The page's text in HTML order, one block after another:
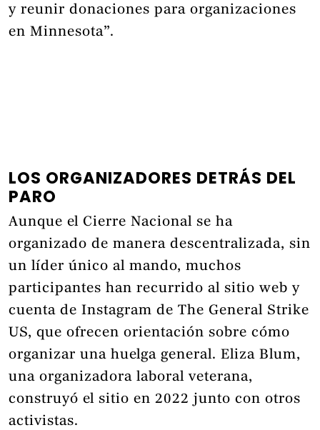
y reunir donaciones para organizaciones
en Minnesota”.
LOS ORGANIZADORES DETRÁS DEL
PARO
Aunque el Cierre Nacional se ha
organizado de manera descentralizada, sin
un líder único al mando, muchos
participantes han recurrido al sitio web y
cuenta de Instagram de The General Strike
US, que ofrecen orientación sobre cómo
organizar una huelga general. Eliza Blum,
una organizadora laboral veterana,
construyó el sitio en 2022 junto con otros
activistas.